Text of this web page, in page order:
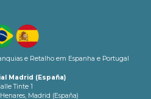
e Retalho em Espanha e Portugal
Madrid (España)
Tinte 1
Madrid (España)